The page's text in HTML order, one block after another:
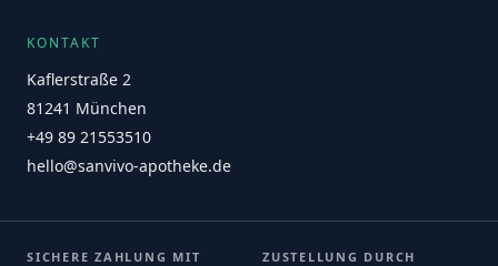
KONTAKT
Kaflerstraße 2
81241 München
+49 89 21553510
hello@sanvivo-apotheke.de
SICHERE ZAHLUNG MIT ZUSTELLUNG DURCH